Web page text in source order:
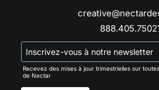
Recevez des mises à jour trimestrielles sur
de Nectar